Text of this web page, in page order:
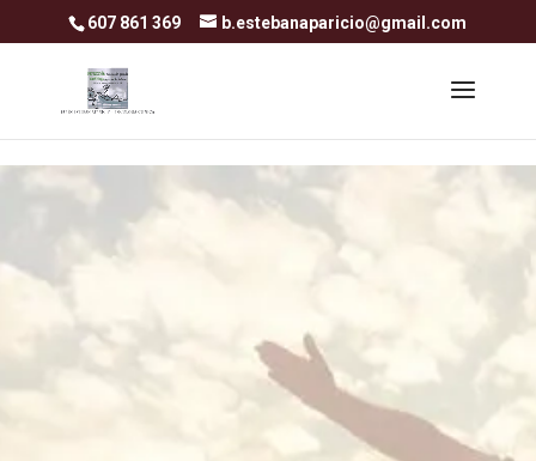
Skip to content607 861 369 b.estebanaparicio@gmail.com